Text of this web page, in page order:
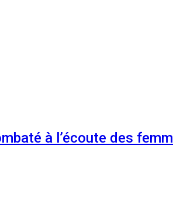
à l’écoute des